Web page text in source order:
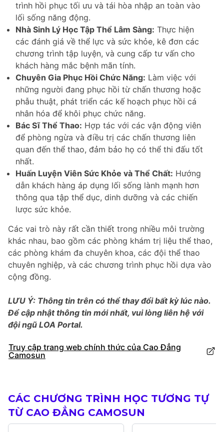
trình hồi phục tối ưu và tái hòa nhập an toàn vào
lối sống năng động.
Nhà Sinh Lý Học Tập Thể Lâm Sàng: Thực hiện
các đánh giá về thể lực và sức khỏe, kê đơn các
chương trình tập luyện, và cung cấp tư vấn cho
khách hàng mắc bệnh mãn tính.
Chuyên Gia Phục Hồi Chức Năng: Làm việc với
những người đang phục hồi từ chấn thương hoặc
phẫu thuật, phát triển các kế hoạch phục hồi cá
nhân hóa để khôi phục chức năng.
Bác Sĩ Thể Thao: Hợp tác với các vận động viên
để phòng ngừa và điều trị các chấn thương liên
quan đến thể thao, đảm bảo họ có thể thi đấu tốt
nhất.
Huấn Luyện Viên Sức Khỏe và Thể Chất: Hướng
dẫn khách hàng áp dụng lối sống lành mạnh hơn
thông qua tập thể dục, dinh dưỡng và các chiến
lược sức khỏe.
Các vai trò này rất cần thiết trong nhiều môi trường
khác nhau, bao gồm các phòng khám trị liệu thể thao,
các phòng khám đa chuyên khoa, các đội thể thao
chuyên nghiệp, và các chương trình phục hồi dựa vào
cộng đồng.
LƯU Ý: Thông tin trên có thể thay đổi bất kỳ lúc nào.
Để cập nhật thông tin mới nhất, vui lòng liên hệ với
đội ngũ LOA Portal.
Truy cập trang web chính thức của Cao Đẳng
Camosun
CÁC CHƯƠNG TRÌNH HỌC TƯƠNG TỰ
TỪ CAO ĐẲNG CAMOSUN